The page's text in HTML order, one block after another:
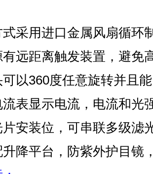
采用进口金属风扇循环
远距离触发装置，避免
以360度任意旋转并且
表显示电流，电流和光
安装位，可串联多级滤
降平台，防紫外护目镜